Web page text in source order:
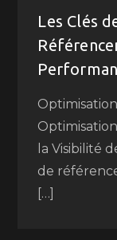
Les Clés
la Visibilité
de
[…]